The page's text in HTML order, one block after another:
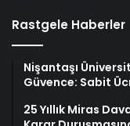
Rastgele Haberler
Nişantaşı
Güvence: Sabit
25 Yıllık Miras